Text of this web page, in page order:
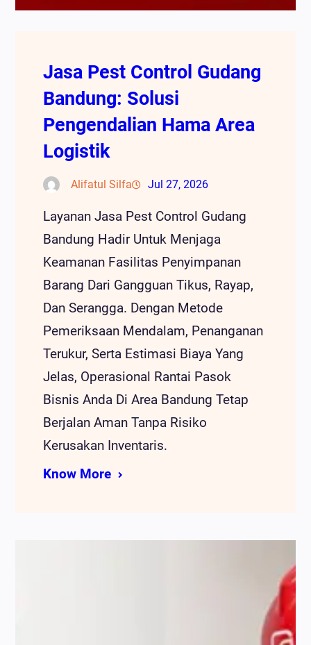
Jasa Pest Control Gudang
Bandung: Solusi
Pengendalian Hama Area
Logistik
Alifatul Silfa Jul 27, 2026
Layanan Jasa Pest Control Gudang
Bandung Hadir Untuk Menjaga
Keamanan Fasilitas Penyimpanan
Barang Dari Gangguan Tikus, Rayap,
Dan Serangga. Dengan Metode
Pemeriksaan Mendalam, Penanganan
Terukur, Serta Estimasi Biaya Yang
Jelas, Operasional Rantai Pasok
Bisnis Anda Di Area Bandung Tetap
Berjalan Aman Tanpa Risiko
Kerusakan Inventaris.
Know More